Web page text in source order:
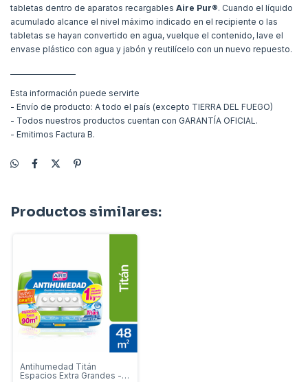
tabletas dentro de aparatos recargables Aire Pur®. Cuando el líquido
acumulado alcance el nivel máximo indicado en el recipiente o las
tabletas se hayan convertido en agua, vuelque el contenido, lave el
envase plástico con agua y jabón y reutilícelo con un nuevo repuesto.
Esta información puede servirte
- Envío de producto: A todo el país (excepto TIERRA DEL FUEGO)
- Todos nuestros productos cuentan con GARANTÍA OFICIAL.
- Emitimos Factura B.
Productos similares:
Antihumedad Titán
Espacios Extra Grandes -